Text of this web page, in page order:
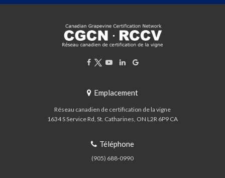
Emplacement
Réseau canadien de certification de la vigne
1634 S Service Rd St. Catharines ON L2R 6P9 CA
Téléphone
(905) 688-0990